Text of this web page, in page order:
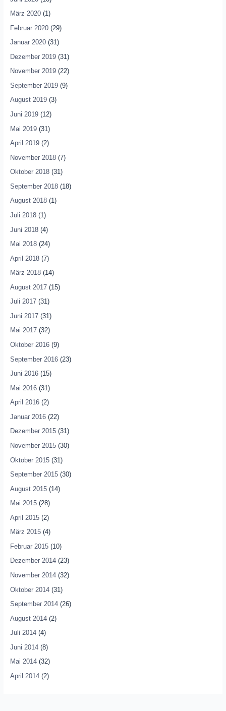
März 2020(1)
Februar 2020(29)
Januar 2020(31)
Dezember 2019(31)
November 2019(22)
September 2019(9)
August 2019(3)
Juni 2019(12)
Mai 2019(31)
April 2019(2)
November 2018(7)
Oktober 2018(31)
September 2018(18)
August 2018(1)
Juli 2018(1)
Juni 2018(4)
Mai 2018(24)
April 2018(7)
März 2018(14)
August 2017(15)
Juli 2017(31)
Juni 2017(31)
Mai 2017(32)
Oktober 2016(9)
September 2016(23)
Juni 2016(15)
Mai 2016(31)
April 2016(2)
Januar 2016(22)
Dezember 2015(31)
November 2015(30)
Oktober 2015(31)
September 2015(30)
August 2015(14)
Mai 2015(28)
April 2015(2)
März 2015(4)
Februar 2015(10)
Dezember 2014(23)
November 2014(32)
Oktober 2014(31)
September 2014(26)
August 2014(2)
Juli 2014(4)
Juni 2014(8)
Mai 2014(32)
April 2014(2)